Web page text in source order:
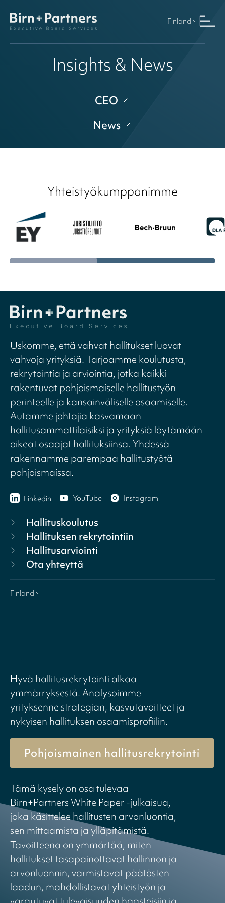
Finland
Insights & News
CEO
News
Yhteistyökumppanimme
Uskomme, että vahvat hallitukset luovat
vahvoja yrityksiä. Tarjoamme koulutusta,
rekrytointia ja arviointia, jotka kaikki
rakentuvat pohjoismaiselle hallitustyön
perinteelle ja kansainväliselle osaamiselle.
Autamme johtajia kasvamaan
hallitusammattilaisiksi ja yrityksiä löytämään
oikeat osaajat hallituksiinsa. Yhdessä
rakennamme parempaa hallitustyötä
pohjoismaissa.
Linkedin YouTube Instagram
Hallituskoulutus
Hallituksen rekrytointiin
Hallitusarviointi
Ota yhteyttä
Finland
Hyvä hallitusrekrytointi alkaa
ymmärryksestä. Analysoimme
yrityksenne strategian, kasvutavoitteet ja
nykyisen hallituksen osaamisprofiilin.
Pohjoismainen hallitusrekrytointi
Tämä kysely on osa tulevaa
Birn+Partners White Paper -julkaisua,
joka käsittelee hallitusten arvonluontia,
sen mittaamista ja ylläpitämistä.
Tavoitteena on ymmärtää, miten
hallitukset tasapainottavat hallinnon ja
arvonluonnin, varmistavat päätösten
laadun, mahdollistavat yhteistyön ja